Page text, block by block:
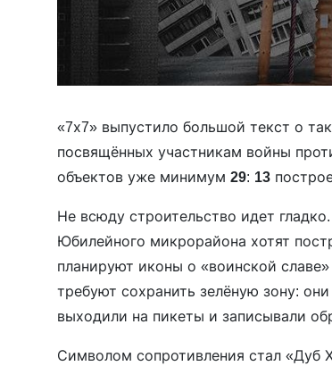
«7х7» выпустило большой текст о
посвящённых участникам войны
объектов уже минимум 29: 13
Не всюду строительство идет
Юбилейного микрорайона хотят
планируют иконы о «воинской
требуют сохранить зелёную зону:
выходили на пикеты и записывали
Символом сопротивления стал «Дуб